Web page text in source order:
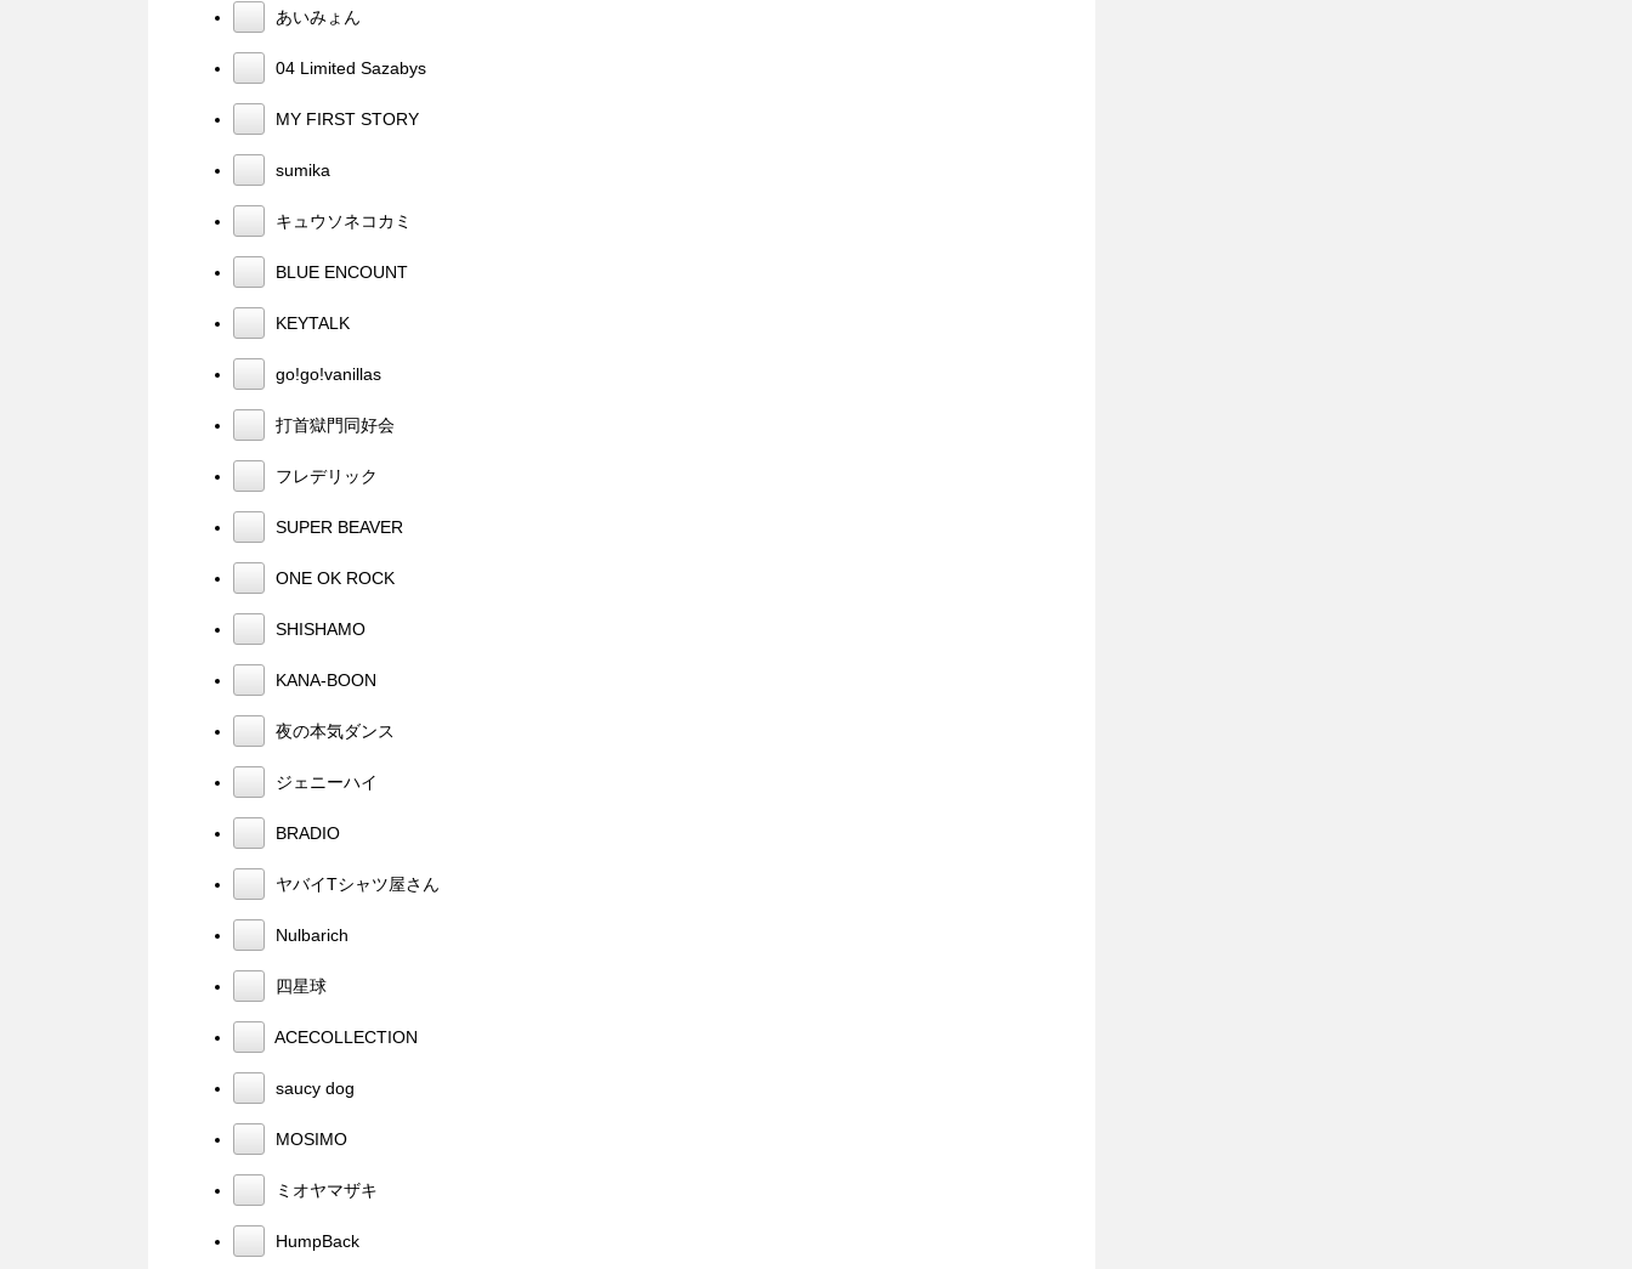
あいみょん
04 Limited Sazabys
MY FIRST STORY
sumika
キュウソネコカミ
BLUE ENCOUNT
KEYTALK
go!go!vanillas
打首獄門同好会
フレデリック
SUPER BEAVER
ONE OK ROCK
SHISHAMO
KANA-BOON
夜の本気ダンス
ジェニーハイ
BRADIO
ヤバイTシャツ屋さん
Nulbarich
四星球
ACECOLLECTION
saucy dog
MOSIMO
ミオヤマザキ
HumpBack